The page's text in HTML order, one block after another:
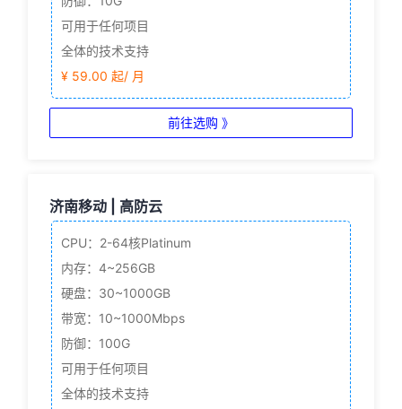
可用于任何项目
全体的技术支持
¥ 59.00 起/ 月
前往选购 》
济南移动 | 高防云
CPU：2-64核Platinum
内存：4~256GB
硬盘：30~1000GB
带宽：10~1000Mbps
防御：100G
可用于任何项目
全体的技术支持